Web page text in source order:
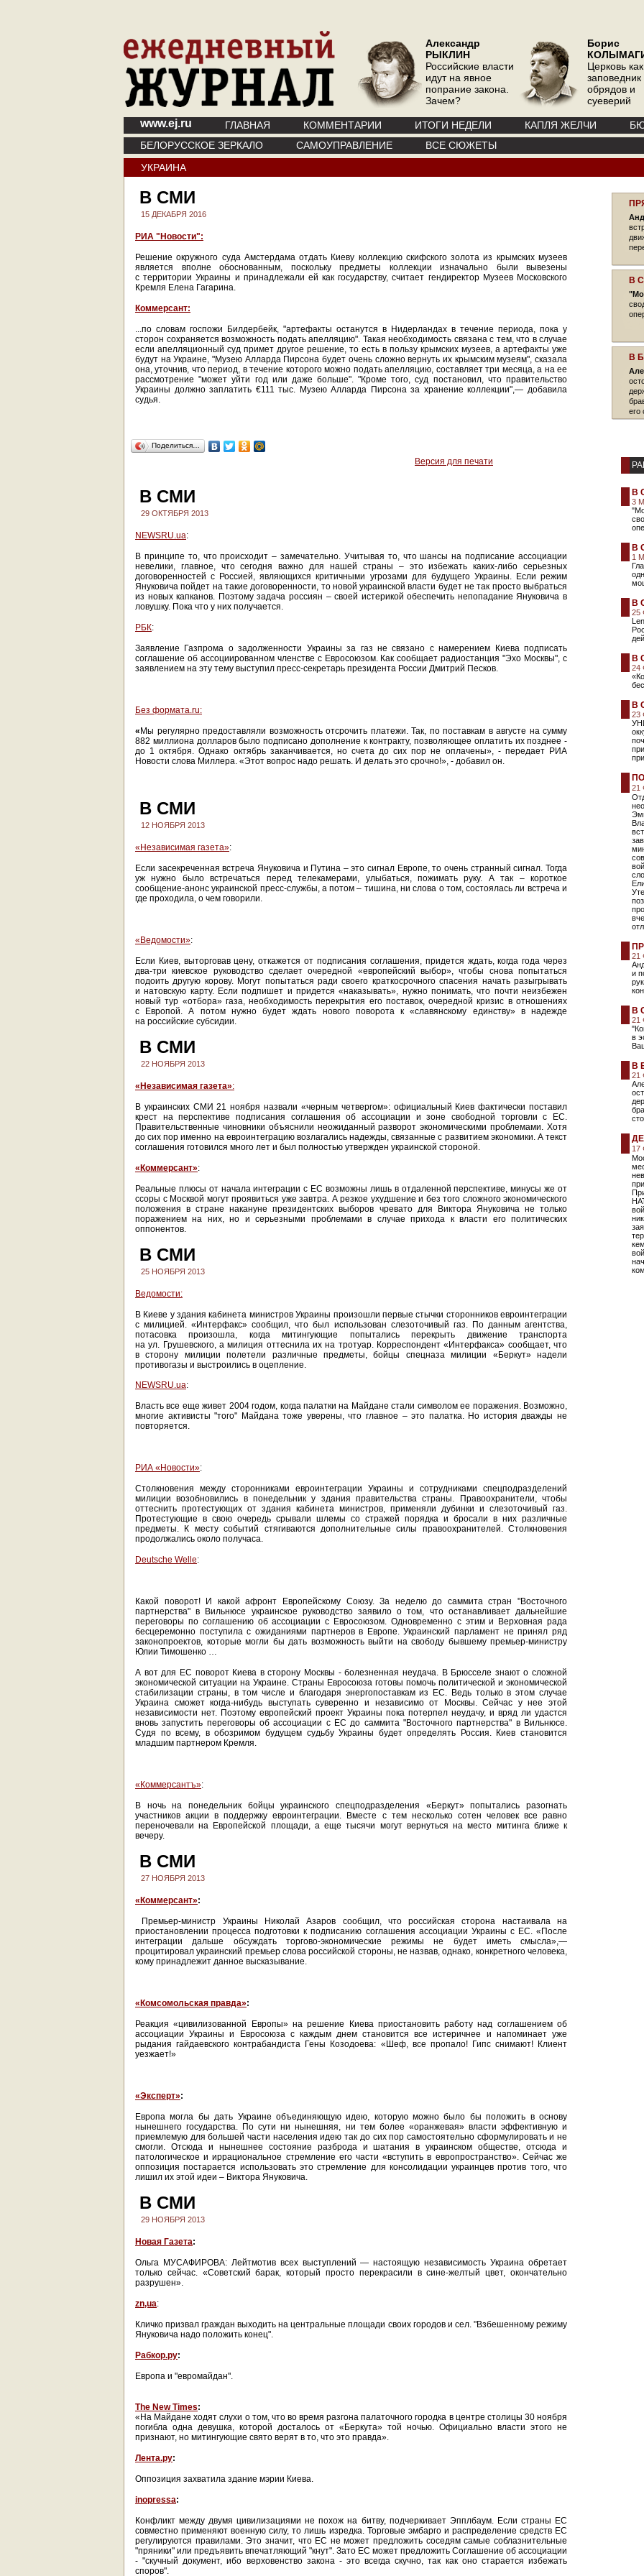
Александр
РЫКЛИН
Российские власти
идут на явное
попрание закона.
Зачем?
Борис
Церковь как
заповедник
обрядов и
суеверий
www.ej.ru ГЛАВНАЯ КОММЕНТАРИИ ИТОГИ НЕДЕЛИ КАПЛЯ ЖЕЛЧИ
БЕЛОРУССКОЕ ЗЕРКАЛО
САМОУПРАВЛЕНИЕ
ВСЕ СЮЖЕТЫ
УКРАИНА
В СМИ
15 ДЕКАБРЯ 2016
РИА "Новости":
Решение окружного суда Амстердама отдать Киеву коллекцию скифского золота из крымских музеев
является вполне обоснованным, поскольку предметы коллекции изначально были вывезены
с территории Украины и принадлежали ей как государству, считает гендиректор Музеев Московского
Кремля Елена Гагарина.
Коммерсант:
...по словам госпожи Билдербейк, "артефакты останутся в Нидерландах в течение периода, пока у
сторон сохраняется возможность подать апелляцию". Такая необходимость связана с тем, что в случае
если апелляционный суд примет другое решение, то есть в пользу крымских музеев, а артефакты уже
будут на Украине, "Музею Алларда Пирсона будет очень сложно вернуть их крымским музеям", сказала
она, уточнив, что период, в течение которого можно подать апелляцию, составляет три месяца, а на ее
рассмотрение "может уйти год или даже больше". "Кроме того, суд постановил, что правительство
Украины должно заплатить €111 тыс. Музею Алларда Пирсона за хранение коллекции",— добавила
судья.
Поделиться…
Версия для печати
В СМИ
29 ОКТЯБРЯ 2013
NEWSRU.ua:
В принципе то, что происходит – замечательно. Учитывая то, что шансы на подписание ассоциации
невелики, главное, что сегодня важно для нашей страны – это избежать каких-либо серьезных
договоренностей с Россией, являющихся критичными угрозами для будущего Украины. Если режим
Януковича пойдет на такие договоренности, то новой украинской власти будет не так просто выбраться
из новых капканов. Поэтому задача россиян – своей истерикой обеспечить непопадание Януковича в
ловушку. Пока что у них получается.
РБК:
Заявление Газпрома о задолженности Украины за газ не связано с намерением Киева подписать
соглашение об ассоциированном членстве с Евросоюзом. Как сообщает радиостанция "Эхо Москвы", с
заявлением на эту тему выступил пресс-секретарь президента России Дмитрий Песков.
Без формата.ru:
« Мы регулярно предоставляли возможность отсрочить платежи. Так, по поставкам в августе на сумму
882 миллиона долларов было подписано дополнение к контракту, позволяющее оплатить их позднее -
до 1 октября. Однако октябрь заканчивается, но счета до сих пор не оплачены», - передает РИА
Новости слова Миллера. «Этот вопрос надо решать. И делать это срочно!», - добавил он.
В СМИ
12 НОЯБРЯ 2013
«Независимая газета»:
Если засекреченная встреча Януковича и Путина – это сигнал Европе, то очень странный сигнал. Тогда
уж нужно было встречаться перед телекамерами, улыбаться, пожимать руку. А так – короткое
сообщение-анонс украинской пресс-службы, а потом – тишина, ни слова о том, состоялась ли встреча и
где проходила, о чем говорили.
«Ведомости»:
Если Киев, выторговав цену, откажется от подписания соглашения, придется ждать, когда года через
два-три киевское руководство сделает очередной «европейский выбор», чтобы снова попытаться
подоить другую корову. Могут попытаться ради своего краткосрочного спасения начать разыгрывать
и натовскую карту. Если подпишет и придется «наказывать», нужно понимать, что почти неизбежен
новый тур «отбора» газа, необходимость перекрытия его поставок, очередной кризис в отношениях
с Европой. А потом нужно будет ждать нового поворота к «славянскому единству» в надежде
на российские субсидии.
В СМИ
22 НОЯБРЯ 2013
«Независимая газета»:
В украинских СМИ 21 ноября назвали «черным четвергом»: официальный Киев фактически поставил
крест на перспективе подписания соглашения об ассоциации и зоне свободной торговли с ЕС.
Правительственные чиновники объяснили неожиданный разворот экономическими проблемами. Хотя
до сих пор именно на евроинтеграцию возлагались надежды, связанные с развитием экономики. А текст
соглашения готовился много лет и был полностью утвержден украинской стороной.
«Коммерсант»:
Реальные плюсы от начала интеграции с ЕС возможны лишь в отдаленной перспективе, минусы же от
ссоры с Москвой могут проявиться уже завтра. А резкое ухудшение и без того сложного экономического
положения в стране накануне президентских выборов чревато для Виктора Януковича не только
поражением на них, но и серьезными проблемами в случае прихода к власти его политических
оппонентов.
В СМИ
25 НОЯБРЯ 2013
Ведомости:
В Киеве у здания кабинета министров Украины произошли первые стычки сторонников евроинтеграции
с милицией. «Интерфакс» сообщил, что был использован слезоточивый газ. По данным агентства,
потасовка произошла, когда митингующие попытались перекрыть движение транспорта
на ул. Грушевского, а милиция оттеснила их на тротуар. Корреспондент «Интерфакса» сообщает, что
в сторону милиции полетели различные предметы, бойцы спецназа милиции «Беркут» надели
противогазы и выстроились в оцепление.
NEWSRU.ua:
Власть все еще живет 2004 годом, когда палатки на Майдане стали символом ее поражения. Возможно,
многие активисты "того" Майдана тоже уверены, что главное – это палатка. Но история дважды не
повторяется.
РИА «Новости»:
Столкновения между сторонниками евроинтеграции Украины и сотрудниками спецподразделений
милиции возобновились в понедельник у здания правительства страны. Правоохранители, чтобы
оттеснить протестующих от здания кабинета министров, применяли дубинки и слезоточивый газ.
Протестующие в свою очередь срывали шлемы со стражей порядка и бросали в них различные
предметы. К месту событий стягиваются дополнительные силы правоохранителей. Столкновения
продолжались около получаса.
Deutsche Welle:
Какой поворот! И какой афронт Европейскому Союзу. За неделю до саммита стран "Восточного
партнерства" в Вильнюсе украинское руководство заявило о том, что останавливает дальнейшие
переговоры по соглашению об ассоциации с Евросоюзом. Одновременно с этим и Верховная рада
бесцеремонно поступила с ожиданиями партнеров в Европе. Украинский парламент не принял ряд
законопроектов, которые могли бы дать возможность выйти на свободу бывшему премьер-министру
Юлии Тимошенко …
А вот для ЕС поворот Киева в сторону Москвы - болезненная неудача. В Брюсселе знают о сложной
экономической ситуации на Украине. Страны Евросоюза готовы помочь политической и экономической
стабилизации страны, в том числе и благодаря энергопоставкам из ЕС. Ведь только в этом случае
Украина сможет когда-нибудь выступать суверенно и независимо от Москвы. Сейчас у нее этой
независимости нет. Поэтому европейский проект Украины пока потерпел неудачу, и вряд ли удастся
вновь запустить переговоры об ассоциации с ЕС до саммита "Восточного партнерства" в Вильнюсе.
Судя по всему, в обозримом будущем судьбу Украины будет определять Россия. Киев становится
младшим партнером Кремля.
«Коммерсантъ»:
В ночь на понедельник бойцы украинского спецподразделения «Беркут» попытались разогнать
участников акции в поддержку евроинтеграции. Вместе с тем несколько сотен человек все равно
переночевали на Европейской площади, а еще тысячи могут вернуться на место митинга ближе к
вечеру.
В СМИ
27 НОЯБРЯ 2013
«Коммерсант»:
Премьер-министр Украины Николай Азаров сообщил, что российская сторона настаивала на
приостановлении процесса подготовки к подписанию соглашения ассоциации Украины с ЕС. «После
интеграции дальше обсуждать торгово-экономические режимы не будет иметь смысла»,—
процитировал украинский премьер слова российской стороны, не назвав, однако, конкретного человека,
кому принадлежит данное высказывание.
«Комсомольская правда»:
Реакция «цивилизованной Европы» на решение Киева приостановить работу над соглашением об
ассоциации Украины и Евросоюза с каждым днем становится все истеричнее и напоминает уже
рыдания гайдаевского контрабандиста Гены Козодоева: «Шеф, все пропало! Гипс снимают! Клиент
уезжает!»
«Эксперт»:
Европа могла бы дать Украине объединяющую идею, которую можно было бы положить в основу
нынешнего государства. По сути ни нынешняя, ни тем более «оранжевая» власти эффективную и
приемлемую для большей части населения идею так до сих пор самостоятельно сформулировать и не
смогли. Отсюда и нынешнее состояние разброда и шатания в украинском обществе, отсюда и
патологическое и иррациональное стремление его части «вступить в европространство». Сейчас же
оппозиция постарается использовать это стремление для консолидации украинцев против того, что
лишил их этой идеи – Виктора Януковича.
В СМИ
29 НОЯБРЯ 2013
Новая Газета:
Ольга МУСАФИРОВА: Лейтмотив всех выступлений — настоящую независимость Украина обретает
только сейчас. «Советский барак, который просто перекрасили в сине-желтый цвет, окончательно
разрушен».
zn,ua:
Кличко призвал граждан выходить на центральные площади своих городов и сел. "Взбешенному режиму
Януковича надо положить конец".
Рабкор.ру:
Европа и "евромайдан".
The New Times:
«На Майдане ходят слухи о том, что во время разгона палаточного городка в центре столицы 30 ноября
погибла одна девушка, которой досталось от «Беркута» той ночью. Официально власти этого не
признают, но митингующие свято верят в то, что это правда».
Лента.ру:
Оппозиция захватила здание мэрии Киева.
inopressa:
Конфликт между двумя цивилизациями не похож на битву, подчеркивает Эпплбаум. Если страны ЕС
совместно применяют военную силу, то лишь изредка. Торговые эмбарго и распределение средств ЕС
регулируются правилами. Это значит, что ЕС не может предложить соседям самые соблазнительные
"пряники" или предъявить впечатляющий "кнут". Зато ЕС может предложить Соглашение об ассоциации
- "скучный документ, ибо верховенство закона - это всегда скучно, так как оно старается избежать
споров".
В
В
его
В
3
В
1
В
25
В
24
В
23
21
21
и
В
21
в
В
21
17